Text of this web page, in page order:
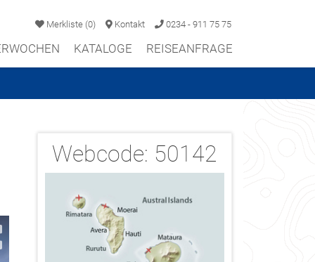
Merkliste (0) Kontakt 0234 - 911 75 75
KATALOGE REISEANFRAGE
Webcode: 50142